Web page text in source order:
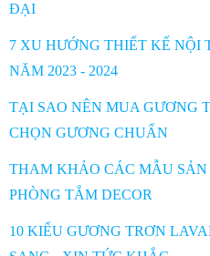
ĐẠI
7 XU HƯỚNG THIẾT KẾ
NĂM 2023 - 2024
TẠI SAO NÊN MUA GƯƠNG
CHỌN GƯƠNG CHUẨN
THAM KHẢO CÁC MẪU SẢN
PHÒNG TẮM DECOR
10 KIỂU GƯƠNG TRƠN